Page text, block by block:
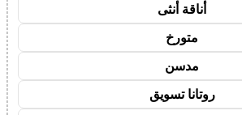
أناقة أنثى
متورخ
مدسن
روتانا تسويق